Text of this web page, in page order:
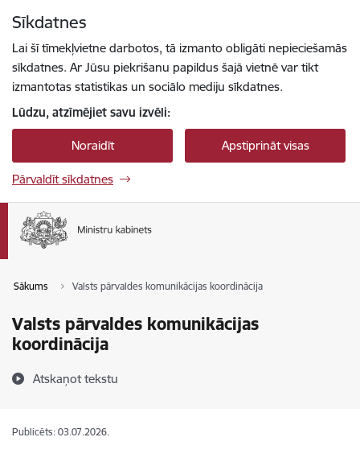
Sīkdatnes
Lai šī tīmekļvietne darbotos, tā izmanto obligāti nepieciešamās
sīkdatnes. Ar Jūsu piekrišanu papildus šajā vietnē var tikt
izmantotas statistikas un sociālo mediju sīkdatnes.
Lūdzu, atzīmējiet savu izvēli:
Noraidīt Apstiprināt visas
Pārvaldīt sīkdatnes
Sākums Valsts pārvaldes komunikācijas koordinācija
Valsts pārvaldes komunikācijas
koordinācija
Atskaņot tekstu
Publicēts: 03.07.2026.